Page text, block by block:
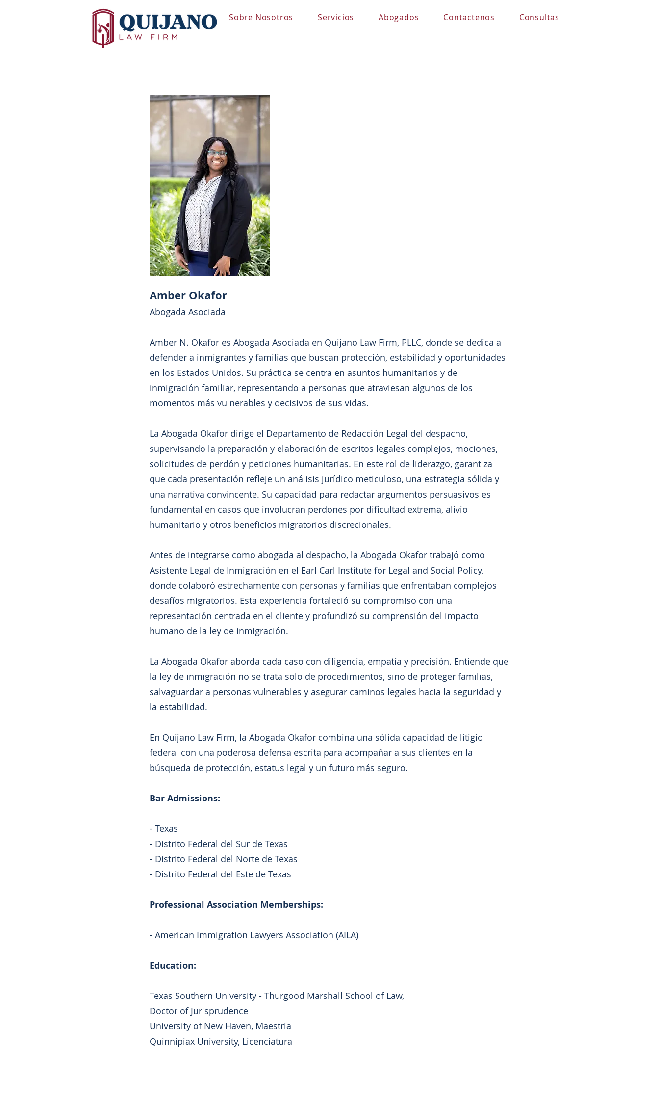
Sobre Nosotros Servicios Abogados Contactenos Consultas
Amber Okafor
Abogada Asociada
Amber N. Okafor es Abogada Asociada en Quijano Law Firm, PLLC, donde se dedica a
defender a inmigrantes y familias que buscan protección, estabilidad y oportunidades
en los Estados Unidos. Su práctica se centra en asuntos humanitarios y de
inmigración familiar, representando a personas que atraviesan algunos de los
momentos más vulnerables y decisivos de sus vidas.
La Abogada Okafor dirige el Departamento de Redacción Legal del despacho,
supervisando la preparación y elaboración de escritos legales complejos, mociones,
solicitudes de perdón y peticiones humanitarias. En este rol de liderazgo, garantiza
que cada presentación refleje un análisis jurídico meticuloso, una estrategia sólida y
una narrativa convincente. Su capacidad para redactar argumentos persuasivos es
fundamental en casos que involucran perdones por dificultad extrema, alivio
humanitario y otros beneficios migratorios discrecionales.
Antes de integrarse como abogada al despacho, la Abogada Okafor trabajó como
Asistente Legal de Inmigración en el Earl Carl Institute for Legal and Social Policy,
donde colaboró estrechamente con personas y familias que enfrentaban complejos
desafíos migratorios. Esta experiencia fortaleció su compromiso con una
representación centrada en el cliente y profundizó su comprensión del impacto
humano de la ley de inmigración.
La Abogada Okafor aborda cada caso con diligencia, empatía y precisión. Entiende que
la ley de inmigración no se trata solo de procedimientos, sino de proteger familias,
salvaguardar a personas vulnerables y asegurar caminos legales hacia la seguridad y
la estabilidad.
En Quijano Law Firm, la Abogada Okafor combina una sólida capacidad de litigio
federal con una poderosa defensa escrita para acompañar a sus clientes en la
búsqueda de protección, estatus legal y un futuro más seguro.
Bar Admissions:
- Texas
- Distrito Federal del Sur de Texas
- Distrito Federal del Norte de Texas
- Distrito Federal del Este de Texas
Professional Association Memberships:
- American Immigration Lawyers Association (AILA)
​Education:
Texas Southern University - Thurgood Marshall School of Law,
Doctor of Jurisprudence
​University of New Haven, Maestria
Quinnipiax University, Licenciatura